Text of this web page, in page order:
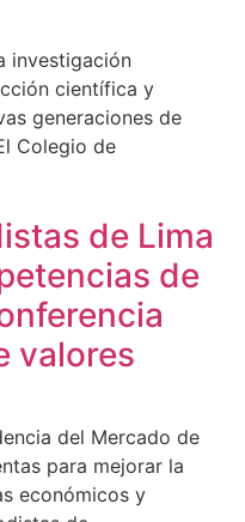
investigación
científica y
generaciones de
Colegio de
de Lima
de
valores
del Mercado de
para mejorar la
económicos y